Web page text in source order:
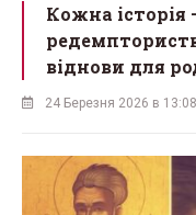
Кожна історія
віднови для
24 Березня 2026 в 13:08